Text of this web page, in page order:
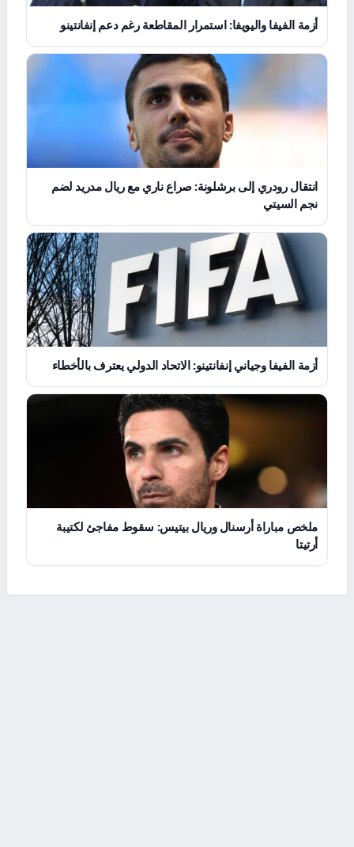
أزمة الفيفا واليويفا: استمرار المقاطعة رغم دعم إنفانتينو
انتقال رودري إلى برشلونة: صراع ناري مع ريال مدريد لضم
نجم السيتي
أزمة الفيفا وجياني إنفانتينو: الاتحاد الدولي يعترف بالأخطاء
ملخص مباراة أرسنال وريال بيتيس: سقوط مفاجئ لكتيبة
أرتيتا